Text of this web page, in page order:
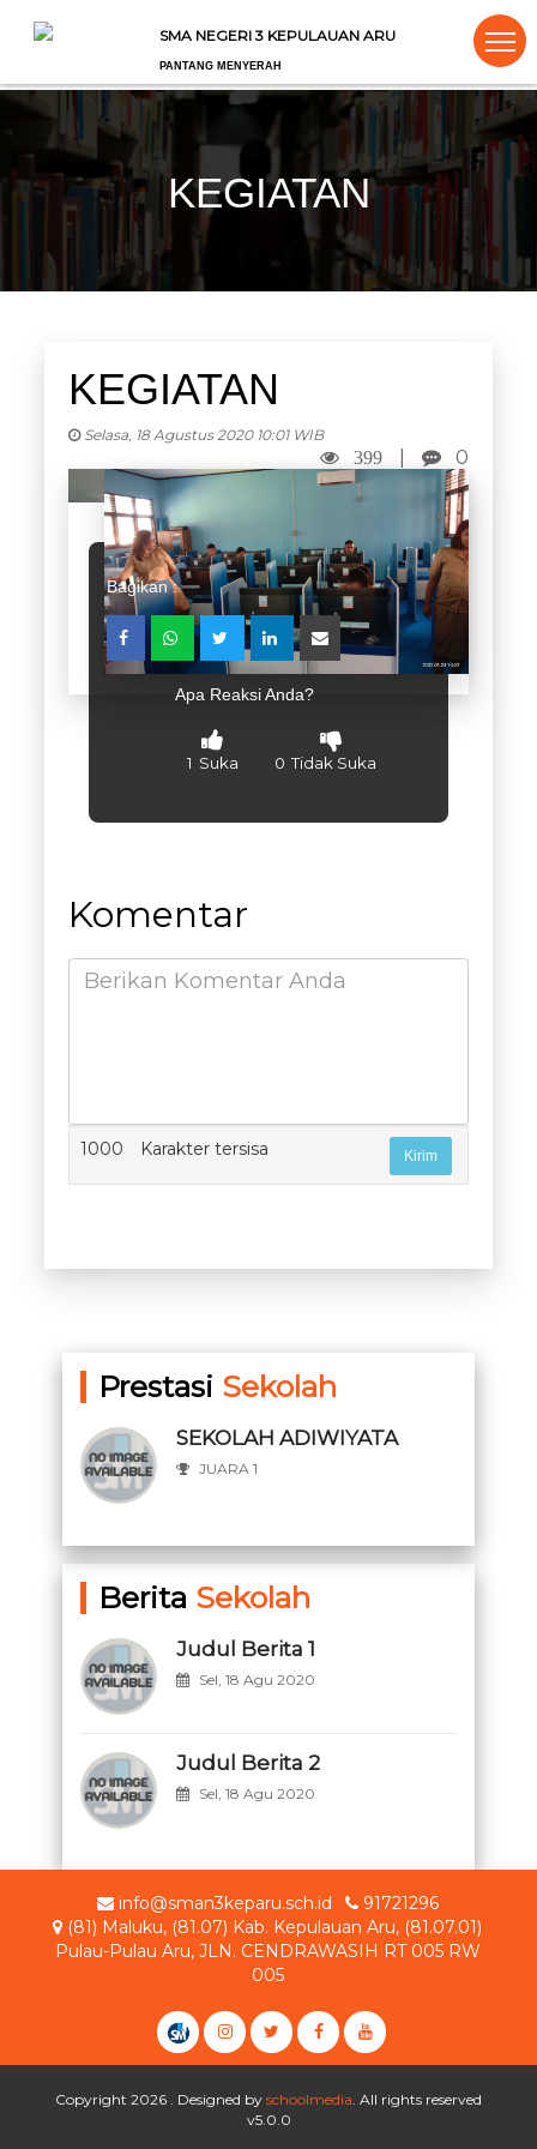
SMA NEGERI 3 KEPULAUAN ARU
PANTANG MENYERAH
KEGIATAN
KEGIATAN
Selasa, 18 Agustus 2020 10:01 WIB
399 0
Bagikan :
Apa Reaksi Anda?
1 Suka 0 Tidak Suka
Komentar
1000 Karakter tersisa
Prestasi Sekolah
SEKOLAH ADIWIYATA
JUARA 1
Berita Sekolah
Judul Berita 1
Sel, 18 Agu 2020
Judul Berita 2
Sel, 18 Agu 2020
info@sman3keparu.sch.id
91721296
(81) Maluku, (81.07) Kab. Kepulauan Aru, (81.07.01)
Pulau-Pulau Aru, JLN. CENDRAWASIH RT 005 RW
005
Copyright 2026 . Designed by schoolmedia. All rights reserved
v5.0.0